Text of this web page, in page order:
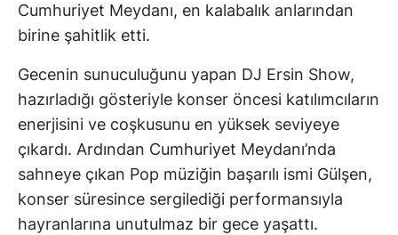
Cumhuriyet Meydanı, en kalabalık anlarından
birine şahitlik etti.
Gecenin sunuculuğunu yapan DJ Ersin Show,
hazırladığı gösteriyle konser öncesi katılımcıların
enerjisini ve coşkusunu en yüksek seviyeye
çıkardı. Ardından Cumhuriyet Meydanı’nda
sahneye çıkan Pop müziğin başarılı ismi Gülşen,
konser süresince sergilediği performansıyla
hayranlarına unutulmaz bir gece yaşattı.